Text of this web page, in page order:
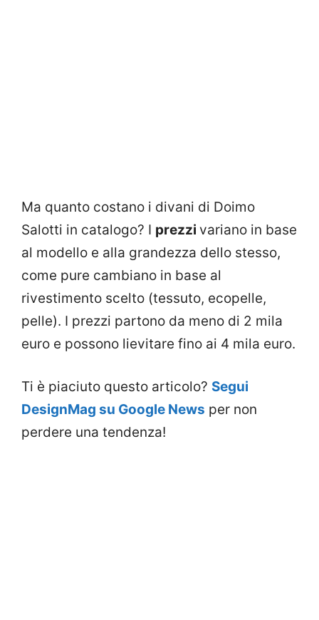
Ma quanto costano i divani di Doimo
Salotti in catalogo? I prezzi variano in base
al modello e alla grandezza dello stesso,
come pure cambiano in base al
rivestimento scelto (tessuto, ecopelle,
pelle). I prezzi partono da meno di 2 mila
euro e possono lievitare fino ai 4 mila euro.
Ti è piaciuto questo articolo? Segui
DesignMag su Google News per non
perdere una tendenza!